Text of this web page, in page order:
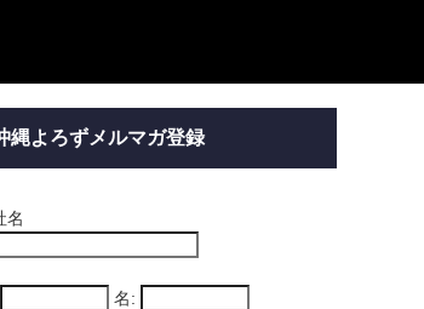
縄よろずメルマガ登録
名
名: